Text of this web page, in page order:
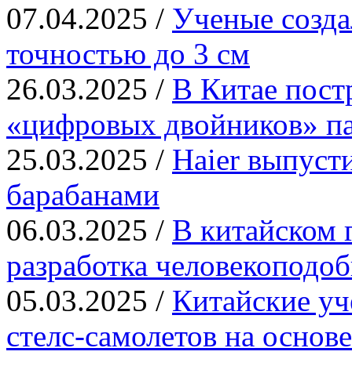
07.04.2025 / Ученые
точностью до 3 см
26.03.2025 / В Китае
«цифровых двойников»
25.03.2025 / Haier
барабанами
06.03.2025 / В китайском
разработка
05.03.2025 / Китайские
стелс-самолетов на